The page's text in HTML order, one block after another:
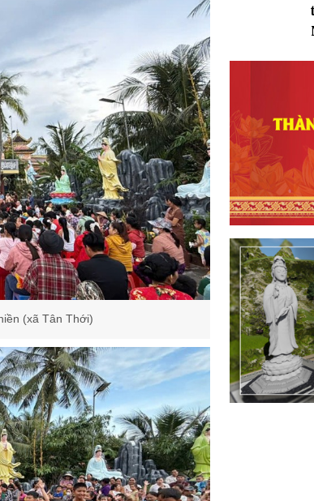
(xã Tân Thới)